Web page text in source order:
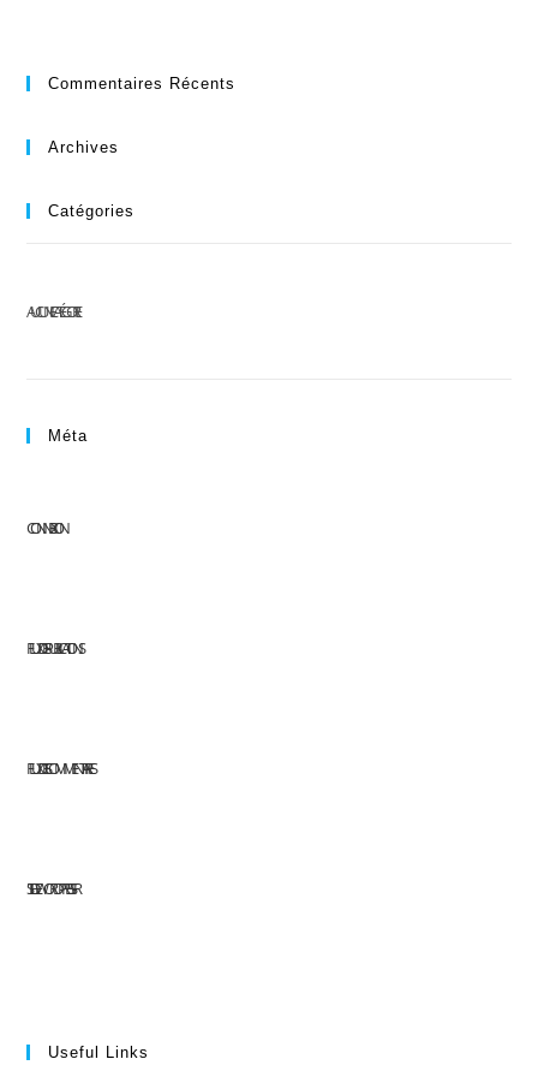
Commentaires Récents
Archives
Catégories
AUCUNE CATÉGORIE
Méta
CONNEXION
FLUX DES PUBLICATIONS
FLUX DES COMMENTAIRES
SITE DE WORDPRESS-FR
Useful Links